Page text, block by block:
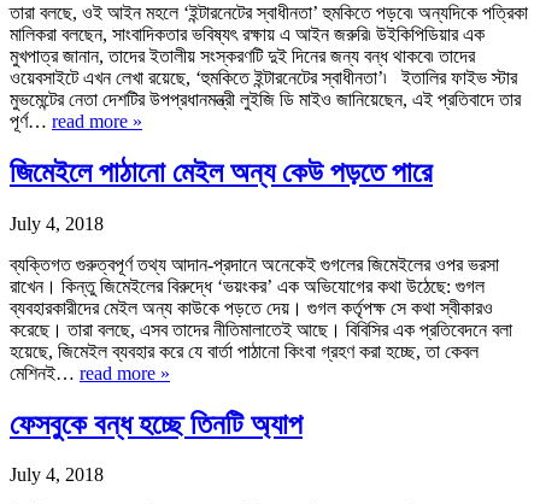
তারা বলছে, ওই আইন মহলে ‘ইন্টারনেটের স্বাধীনতা’ হুমকিতে পড়বে৷ অন্যদিকে পত্রিকা
মালিকরা বলছেন, সাংবাদিকতার ভবিষ্যৎ রক্ষায় এ আইন জরুরি৷ উইকিপিডিয়ার এক
মুখপাত্র জানান, তাদের ইতালীয় সংস্করণটি দুই দিনের জন্য বন্ধ থাকবে৷ তাদের
ওয়েবসাইটে এখন লেখা রয়েছে, ‘হুমকিতে ইন্টারনেটের স্বাধীনতা’৷ ইতালির ফাইভ স্টার
মুভমেন্টের নেতা দেশটির উপপ্রধানমন্ত্রী লুইজি ডি মাইও জানিয়েছেন, এই প্রতিবাদে তার
পূর্ণ… read more »
জিমেইলে পাঠানো মেইল অন্য কেউ পড়তে পারে
July 4, 2018
ব্যক্তিগত গুরুত্বপূর্ণ তথ্য আদান-প্রদানে অনেকেই গুগলের জিমেইলের ওপর ভরসা
রাখেন। কিন্তু জিমেইলের বিরুদ্ধে ‘ভয়ংকর’ এক অভিযোগের কথা উঠেছে: গুগল
ব্যবহারকারীদের মেইল অন্য কাউকে পড়তে দেয়। গুগল কর্তৃপক্ষ সে কথা স্বীকারও
করেছে। তারা বলছে, এসব তাদের নীতিমালাতেই আছে। বিবিসির এক প্রতিবেদনে বলা
হয়েছে, জিমেইল ব্যবহার করে যে বার্তা পাঠানো কিংবা গ্রহণ করা হচ্ছে, তা কেবল
মেশিনই… read more »
ফেসবুকে বন্ধ হচ্ছে তিনটি অ্যাপ
July 4, 2018